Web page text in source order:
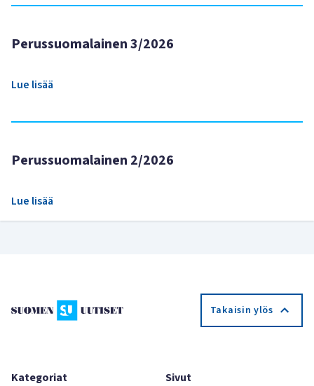
Perussuomalainen 3/2026
Lue lisää
Perussuomalainen 2/2026
Lue lisää
Takaisin ylös
Kategoriat
Sivut